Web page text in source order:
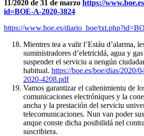
11/2020 de 31 de marzo https://
id=BOE-A-2020-3824
https://www.boe.es/diario_boe/
Mientres tea a valir l’Estáu d’alarma,
suministradores d’eletricidá, agua y
suspender el serviciu a nengún
habitual. https://boe.es/boe/dias/2020/
2020-4208.pdf
Vamos garantizar el caltenimientu de
comunicaciones electróniques y la
ancha y la prestación del serviciu
telecomunicaciones. Nun van poder
anque conste dicha posibilidá nel
suscribiera.